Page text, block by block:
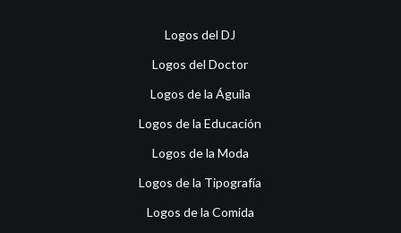
Logos del DJ
Logos del Doctor
Logos de la Águila
Logos de la Educación
Logos de la Moda
Logos de la Tipografía
Logos de la Comida